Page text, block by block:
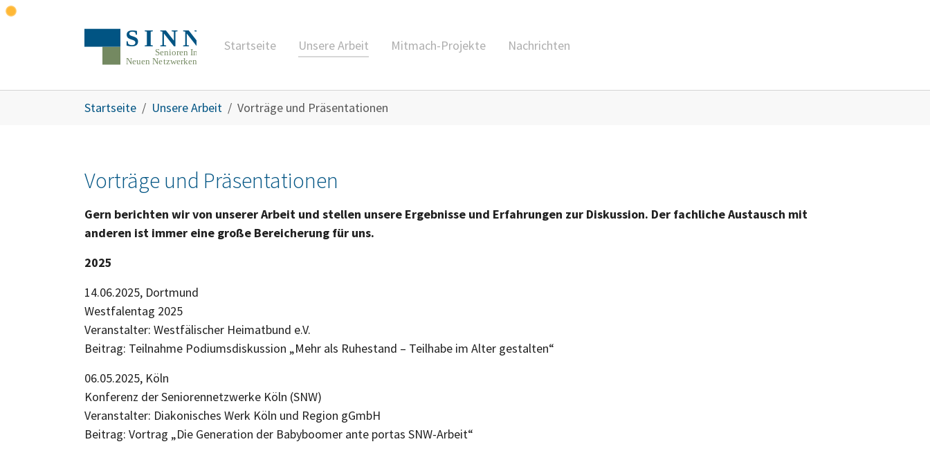
Zum Hauptinhalt springen
Startseite Unsere Arbeit Mitmach-Projekte Nachrichten
Startseite Unsere Arbeit Vorträge und Präsentationen
Vorträge und Präsentationen
Gern berichten wir von unserer Arbeit und stellen unsere Ergebnisse und Erfahrungen zur Diskussion. Der fachliche Austausch mit
anderen ist immer eine große Bereicherung für uns.
2025
14.06.2025, Dortmund
Westfalentag 2025
Veranstalter: Westfälischer Heimatbund e.V.
Beitrag: Teilnahme Podiumsdiskussion „Mehr als Ruhestand – Teilhabe im Alter gestalten“
06.05.2025, Köln
Konferenz der Seniorennetzwerke Köln (SNW)
Veranstalter: Diakonisches Werk Köln und Region gGmbH
Beitrag: Vortrag „Die Generation der Babyboomer ante portas SNW-Arbeit“